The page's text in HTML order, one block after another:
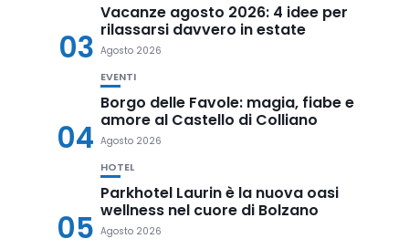
03
Vacanze agosto 2026: 4 idee per
rilassarsi davvero in estate
Agosto 2026
04
EVENTI
Borgo delle Favole: magia, fiabe e
amore al Castello di Colliano
Agosto 2026
05
HOTEL
Parkhotel Laurin è la nuova oasi
wellness nel cuore di Bolzano
Agosto 2026